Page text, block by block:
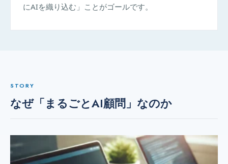
にAIを織り込む」ことがゴールです。
STORY
なぜ「まるごとAI顧問」なのか